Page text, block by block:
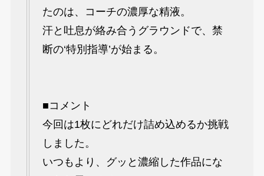
たのは、コーチの濃厚な精液。
汗と吐息が絡み合うグラウンドで、禁
断の‘特別指導’が始まる。
■コメント
今回は1枚にどれだけ詰め込めるか挑戦
しました。
いつもより、グッと濃縮した作品にな